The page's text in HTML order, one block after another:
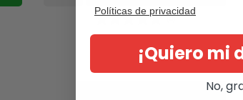
(0)
Políticas de privacidad
¡Quiero mi
No,